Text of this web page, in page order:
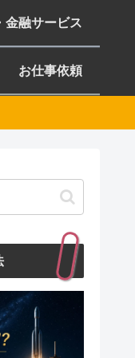
金融サービス
お仕事依頼